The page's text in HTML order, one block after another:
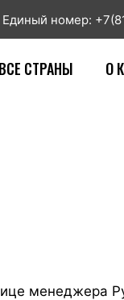
Единый номер:
ВСЕ СТРАНЫ О
менеджера